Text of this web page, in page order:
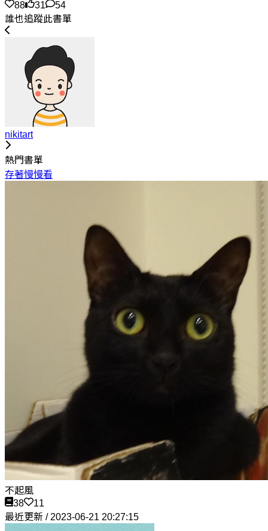
88 31
54
誰也追蹤此書單
nikitart
熱門書單
存著慢慢看
不起風
38
11
最近更新 / 2023-06-21 20:27:15